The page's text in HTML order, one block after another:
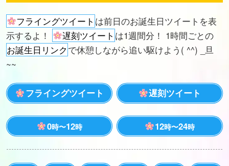
フライングツイート は前日のお誕生日ツイートを表
示するよ！
遅刻ツイート は1週間分！ 1時間ごとの
お誕生日リンク で休憩しながら追い駆けよう( ^^) _旦
~~
フライングツイート 遅刻ツイート
0時〜12時 12時〜24時